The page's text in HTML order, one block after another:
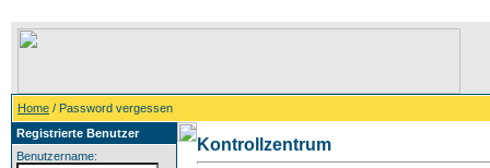
Home / Password vergessen
Registrierte Benutzer
Benutzername:
Kontrollzentrum